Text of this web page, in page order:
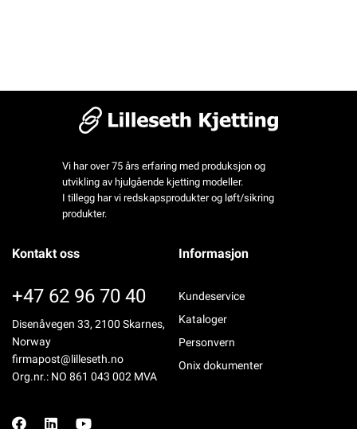
Vi har over 75 års erfaring med produksjon og
utvikling av hjulgående kjetting modeller.
I tillegg har vi redskapsprodukter og løft/sikring
produkter.
Kontakt oss
+47 62 96 70 40
Disenåvegen 33, 2100 Skarnes,
Norway
firmapost@lilleseth.no
Org.nr.: NO 861 043 002 MVA
Informasjon
Kundeservice
Kataloger
Personvern
Onix dokumenter